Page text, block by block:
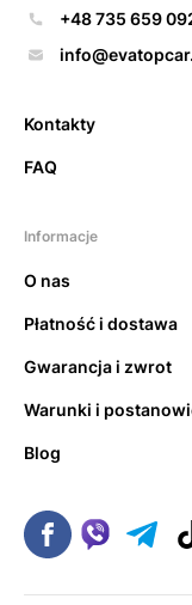
+48 735 659
Kontakty
FAQ
Informacje
O nas
Płatność i dostawa
Gwarancja i zwrot
Warunki i
Blog